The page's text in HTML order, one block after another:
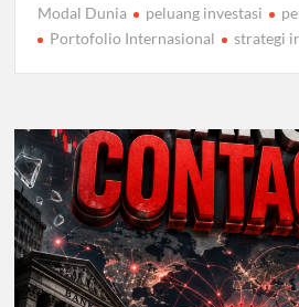
Modal Dunia
peluang investasi
Portofolio Internasional
strategi